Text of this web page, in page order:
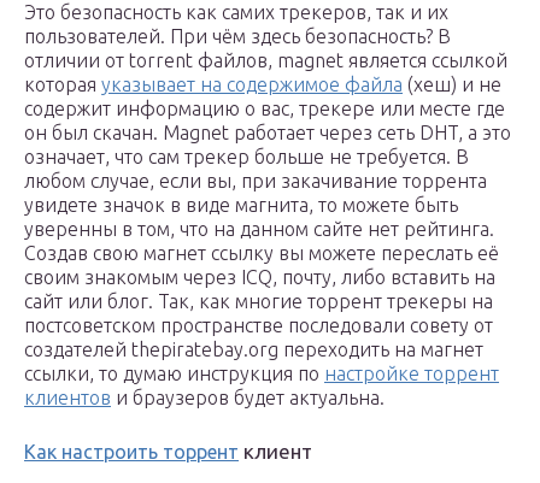
Это безопасность как самих трекеров, так и их
пользователей. При чём здесь безопасность? В
отличии от torrent файлов, magnet является ссылкой
которая указывает на содержимое файла (хеш) и не
содержит информацию о вас, трекере или месте где
он был скачан. Magnet работает через сеть DHT, а это
означает, что сам трекер больше не требуется. В
любом случае, если вы, при закачивание торрента
увидете значок в виде магнита, то можете быть
уверенны в том, что на данном сайте нет рейтинга.
Создав свою магнет ссылку вы можете переслать её
своим знакомым через ICQ, почту, либо вставить на
сайт или блог. Так, как многие торрент трекеры на
постсоветском пространстве последовали совету от
создателей thepiratebay.org переходить на магнет
ссылки, то думаю инструкция по настройке торрент
клиентов и браузеров будет актуальна.
Как настроить торрент клиент